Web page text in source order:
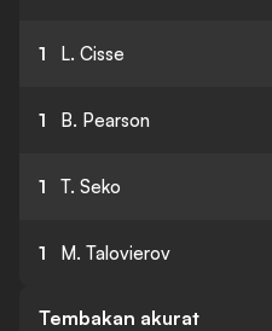
1 L. Cisse
1 B. Pearson
1 T. Seko
1 M. Talovierov
Tembakan akurat